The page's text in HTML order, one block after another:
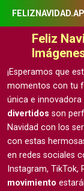
Feliz
¡Esperamos que
momentos con tu
única e innovadora
divertidos son
Navidad con los
con estas
en redes sociales
Instagram, TikTok,
movimiento